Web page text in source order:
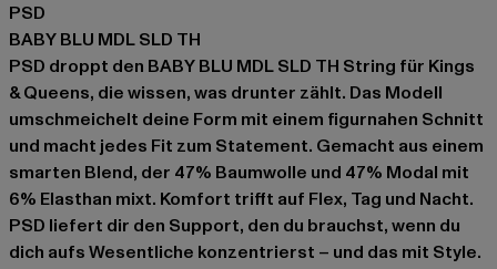
PSD
BABY BLU MDL SLD TH
PSD droppt den BABY BLU MDL SLD TH String für Kings
& Queens, die wissen, was drunter zählt. Das Modell
umschmeichelt deine Form mit einem figurnahen Schnitt
und macht jedes Fit zum Statement. Gemacht aus einem
smarten Blend, der 47% Baumwolle und 47% Modal mit
6% Elasthan mixt. Komfort trifft auf Flex, Tag und Nacht.
PSD liefert dir den Support, den du brauchst, wenn du
dich aufs Wesentliche konzentrierst – und das mit Style.